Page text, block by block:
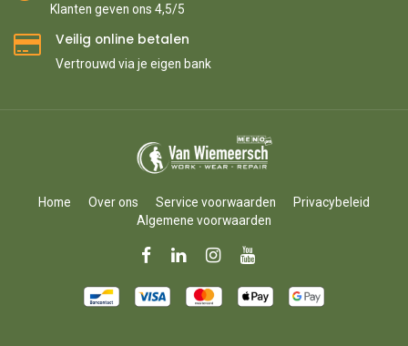
Klanten geven ons 4,5/5
Veilig online betalen
Vertrouwd via je eigen bank
Home Over ons Service voorwaarden
Privacybeleid
Algemene voorwaarden